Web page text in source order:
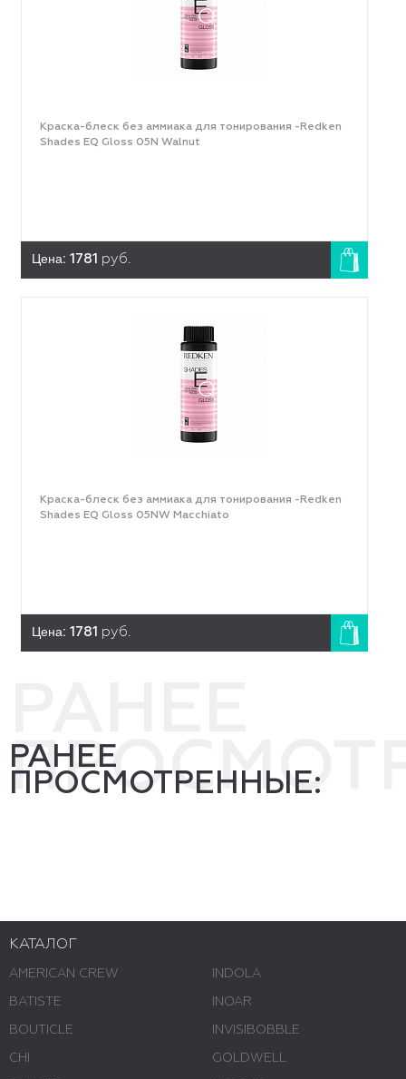
Краска-блеск без аммиака для тонирования -Redken
Shades EQ Gloss 05N Walnut
Цена: 1781 руб.
Краска-блеск без аммиака для тонирования -Redken
Shades EQ Gloss 05NW Macchiato
Цена: 1781 руб.
РАНЕЕ
ПРОСМОТРЕННЫЕ:
КАТАЛОГ
AMERICAN CREW
BATISTE
BOUTICLE
CHI
INDOLA
INOAR
INVISIBOBBLE
GOLDWELL